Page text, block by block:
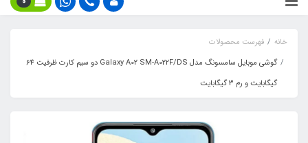
خانه
فهرست محصولات
گوشی موبایل سامسونگ مدل Galaxy A02 SM-A022F/DS دو سیم کارت ظرفیت 64
گیگابایت و رم 3 گیگابایت